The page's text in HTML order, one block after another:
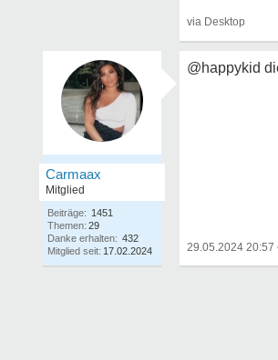
Carmaax
Mitglied
Beiträge: 1451
Themen: 29
Danke erhalten: 432
Mitglied seit: 17.02.2024
@happykid
29.05.2024 20:57